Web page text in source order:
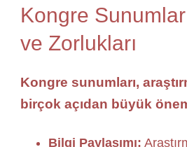
Kongre
ve Zorlukları
Kongre sunumları,
birçok açıdan büyük
Bilgi Paylaşımı: